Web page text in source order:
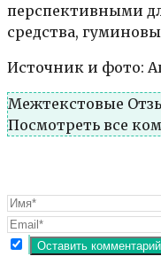
перспективными
средства,
Источник и фото:
Межтекстовые
Посмотреть все